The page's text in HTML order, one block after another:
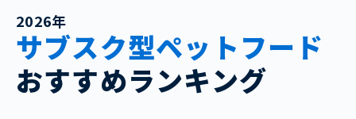
2026年
サブスク型ペットフード
おすすめランキング